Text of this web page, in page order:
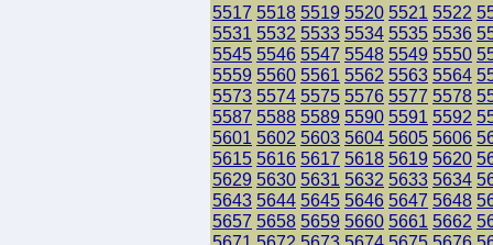
5517 5518 5519 5520 5521 5522
5531 5532 5533 5534 5535 5536
5545 5546 5547 5548 5549 5550
5559 5560 5561 5562 5563 5564
5573 5574 5575 5576 5577 5578
5587 5588 5589 5590 5591 5592
5601 5602 5603 5604 5605 5606
5615 5616 5617 5618 5619 5620
5629 5630 5631 5632 5633 5634
5643 5644 5645 5646 5647 5648
5657 5658 5659 5660 5661 5662